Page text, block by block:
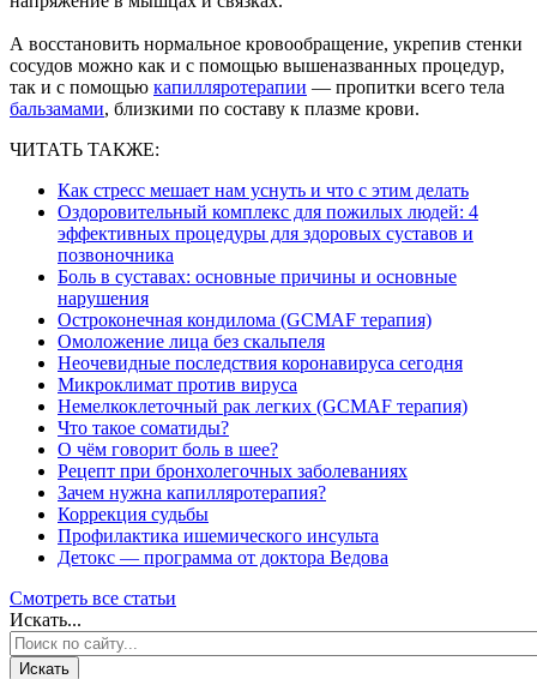
А восстановить нормальное кровообращение, укрепив стенки
сосудов можно как и с помощью вышеназванных процедур,
так и с помощью капилляротерапии — пропитки всего тела
бальзамами, близкими по составу к плазме крови.
ЧИТАТЬ ТАКЖЕ:
Как стресс мешает нам уснуть и что с этим делать
Оздоровительный комплекс для пожилых людей: 4
эффективных процедуры для здоровых суставов и
позвоночника
Боль в суставах: основные причины и основные
нарушения
Остроконечная кондилома (GCMAF терапия)
Омоложение лица без скальпеля
Неочевидные последствия коронавируса сегодня
Микроклимат против вируса
Немелкоклеточный рак легких (GCMAF терапия)
Что такое соматиды?
О чём говорит боль в шее?
Рецепт при бронхолегочных заболеваниях
Зачем нужна капилляротерапия?
Коррекция судьбы
Профилактика ишемического инсульта
Детокс — программа от доктора Ведова
Смотреть все статьи
Искать...
Искать